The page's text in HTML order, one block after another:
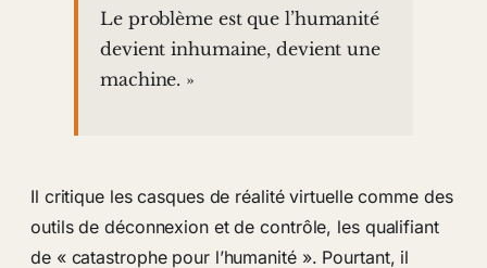
Le problème est que l’humanité
devient inhumaine, devient une
machine. »
Il critique les casques de réalité virtuelle comme des
outils de déconnexion et de contrôle, les qualifiant
de « catastrophe pour l’humanité ». Pourtant, il